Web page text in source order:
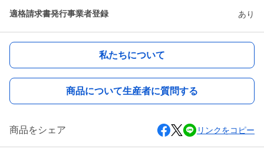
適格請求書発行事業者登録 あり
私たちについて
商品について生産者に質問する
商品をシェア リンクをコピー